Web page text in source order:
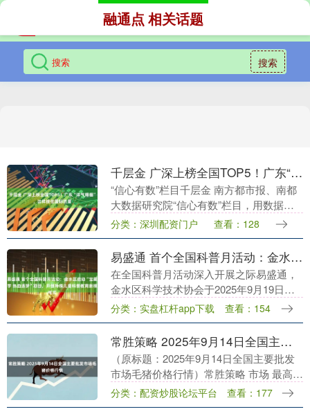
搜索
融通点 相关话题
千层金 广深上榜全国TOP5！广东“洋气爆棚”，这样接住国际流量
“信心有数”栏目千层金 南方都市报、南都
大数据研究院“信心有数”栏目，用数据记
录广东实现现代化的奋进之路，用数据描
绘万马奔腾共创美好的活力之路，用数据
书写每一个....
分类：深圳配资门户 查看：128
易盛通 首个全国科普月活动：金水区启动“宝藏科学 热血逐梦”项目，开创特殊儿童科普教育新模式
在全国科普月活动深入开展之际易盛通，
金水区科学技术协会于2025年9月19日，
在河南省肿瘤医院启动“宝藏科学热血逐梦
启智项目”。该项目作为全国科普月的重要
组成部....
分类：实盘杠杆app下载 查看：154
常胜策略 2025年9月14日全国主要批发市场毛猪价格行情
（原标题：2025年9月14日全国主要批发
市场毛猪价格行情）常胜策略 市场 最高价
最低价 大宗价 无锡天鹏菜篮子工程有限公
司 16.20 16.20 16.2....
分类：配资炒股论坛平台 查看：177